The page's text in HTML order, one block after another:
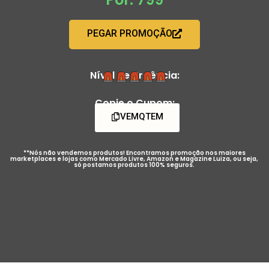
PEGAR PROMOÇÃO
Nível de Urgência:
Copie o Cupom:
VEMQTEM
**Nós não vendemos produtos! Encontramos promoção nos maiores
marketplaces e lojas como Mercado Livre, Amazon e Magazine Luiza, ou seja,
só postamos produtos 100% seguros.